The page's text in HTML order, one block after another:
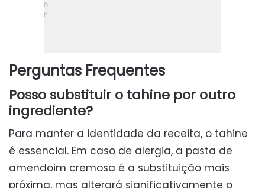
Perguntas Frequentes
Posso substituir o tahine por outro
ingrediente?
Para manter a identidade da receita, o tahine
é essencial. Em caso de alergia, a pasta de
amendoim cremosa é a substituição mais